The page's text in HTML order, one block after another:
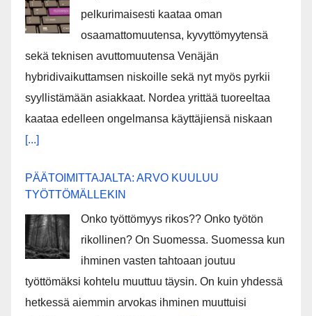
pelkurimaisesti kaataa oman
osaamattomuutensa, kyvyttömyytensä
sekä teknisen avuttomuutensa Venäjän
hybridivaikuttamsen niskoille sekä nyt myös pyrkii
syyllistämään asiakkaat. Nordea yrittää tuoreeltaa
kaataa edelleen ongelmansa käyttäjiensä niskaan
[...]
PÄÄTOIMITTAJALTA: ARVO KUULUU
TYÖTTÖMÄLLEKIN
Onko työttömyys rikos?? Onko työtön
rikollinen? On Suomessa. Suomessa kun
ihminen vasten tahtoaan joutuu
työttömäksi kohtelu muuttuu täysin. On kuin yhdessä
hetkessä aiemmin arvokas ihminen muuttuisi